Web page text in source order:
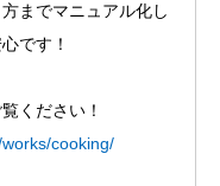
までマニュアル化し
です！
ください！
cooking/